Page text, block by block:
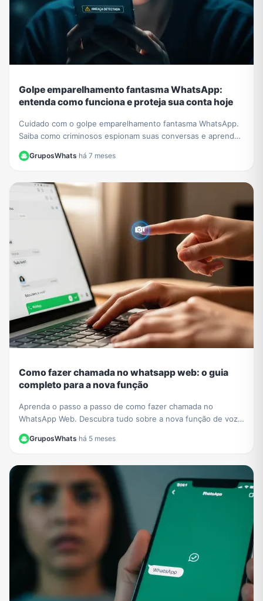
Golpe emparelhamento fantasma WhatsApp:
entenda como funciona e proteja sua conta hoje
Cuidado com o golpe emparelhamento fantasma WhatsApp.
Saiba como criminosos espionam suas conversas e aprenda
GruposWhats·há 7 meses
Como fazer chamada no whatsapp web: o guia
completo para a nova função
Aprenda o passo a passo de como fazer chamada no
WhatsApp Web. Descubra tudo sobre a nova função de voz
GruposWhats·há 5 meses